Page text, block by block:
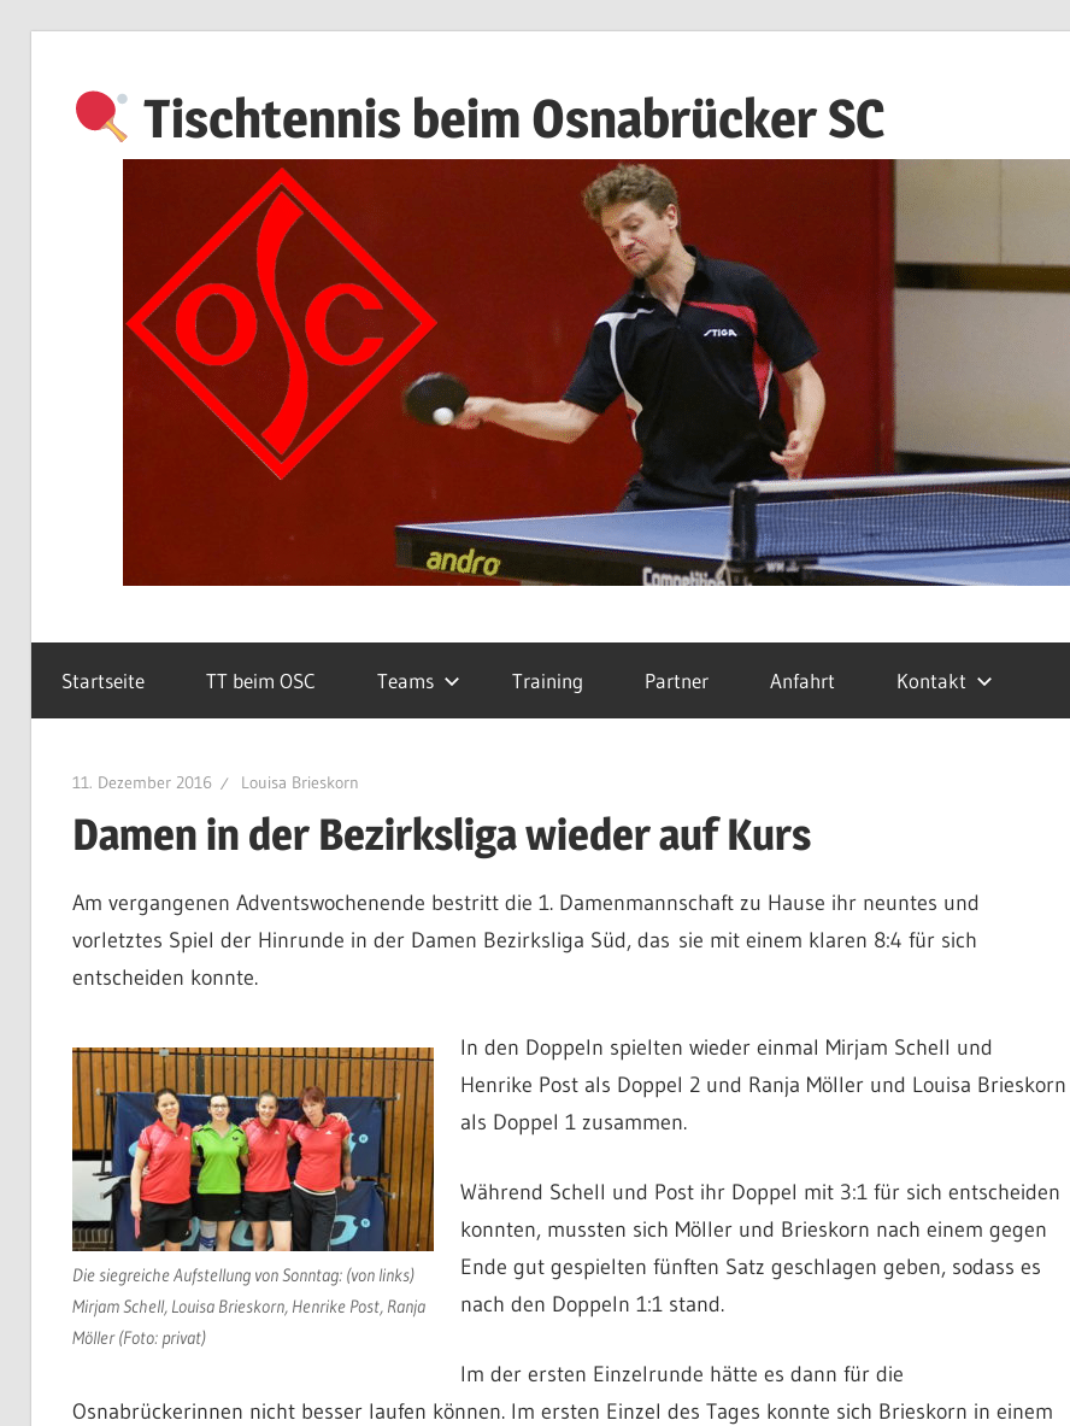
springen
Tischtennis beim Osnabrücker SC
Startseite TT beim OSC Teams Training Partner Anfahrt Kontakt
11. Dezember 2016 Louisa Brieskorn
Damen in der Bezirksliga wieder auf Kurs
Am vergangenen Adventswochenende bestritt die 1. Damenmannschaft zu Hause ihr neuntes und
vorletztes Spiel der Hinrunde in der Damen Bezirksliga Süd, das sie mit einem klaren 8:4 für sich
entscheiden konnte.
Die siegreiche Aufstellung von Sonntag: (von links)
Mirjam Schell, Louisa Brieskorn, Henrike Post, Ranja
Möller (Foto: privat)
In den Doppeln spielten wieder einmal Mirjam Schell und
Henrike Post als Doppel 2 und Ranja Möller und Louisa Brieskorn
als Doppel 1 zusammen.
Während Schell und Post ihr Doppel mit 3:1 für sich entscheiden
konnten, mussten sich Möller und Brieskorn nach einem gegen
Ende gut gespielten fünften Satz geschlagen geben, sodass es
nach den Doppeln 1:1 stand.
Im der ersten Einzelrunde hätte es dann für die
Osnabrückerinnen nicht besser laufen können. Im ersten Einzel des Tages konnte sich Brieskorn in einem